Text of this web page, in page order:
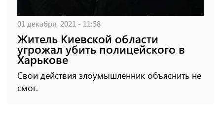
01 декабря, 2021 - 11:58
Житель Киевской области
угрожал убить полицейского в
Харькове
Свои действия злоумышленник объяснить не
смог.